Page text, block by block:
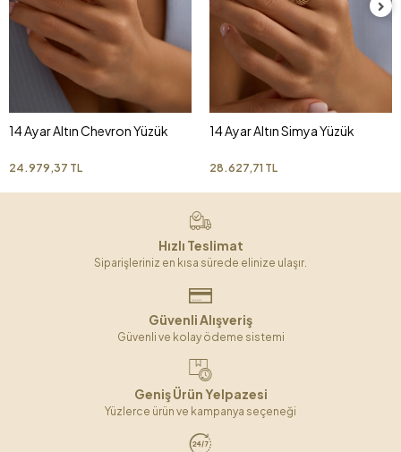
14 Ayar Altın Chevron Yüzük
24.979,37 TL
14 Ayar Altın Simya Yüzük
28.627,71 TL
Hızlı Teslimat
Siparişleriniz en kısa sürede elinize ulaşır.
Güvenli Alışveriş
Güvenli ve kolay ödeme sistemi
Geniş Ürün Yelpazesi
Yüzlerce ürün ve kampanya seçeneği